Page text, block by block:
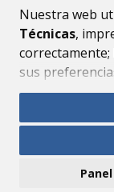
Nuestra web
Técnicas,
correctamente;
sus
mejorar el
Si acepta
consideramos
ninguna